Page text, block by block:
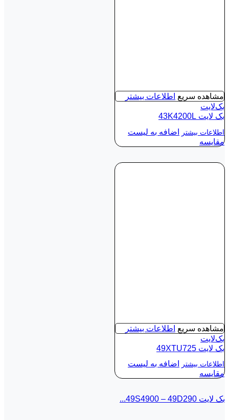
مشاهده سریع اطلاعات بیشتر
بک‌لایت
بک لايت 43K4200L
اطلاعات بیشتر
اضافه به لیست
مقایسه
مشاهده سریع اطلاعات بیشتر
بک‌لایت
بک لايت 49XTU725
اطلاعات بیشتر
اضافه به لیست
مقایسه
بک لايت 49S4900 – 49D290...